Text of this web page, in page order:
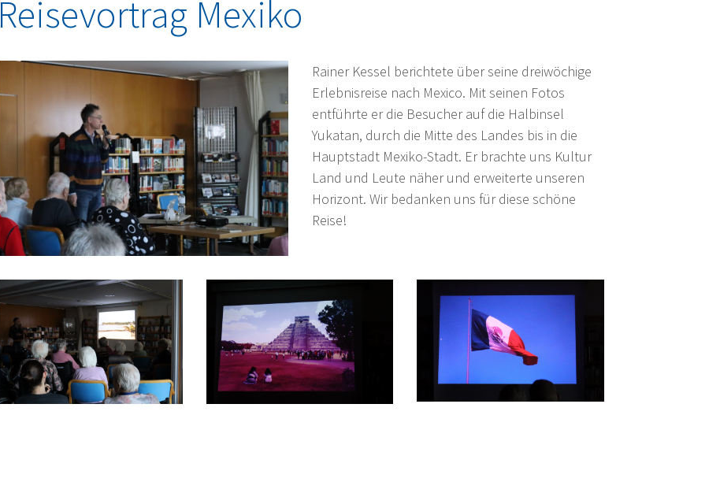
Reisevortrag Mexiko
Rainer Kessel berichtete über seine dreiwöchige
Erlebnisreise nach Mexico. Mit seinen Fotos
entführte er die Besucher auf die Halbinsel
Yukatan, durch die Mitte des Landes bis in die
Hauptstadt Mexiko-Stadt. Er brachte uns Kultur
Land und Leute näher und erweiterte unseren
Horizont. Wir bedanken uns für diese schöne
Reise!